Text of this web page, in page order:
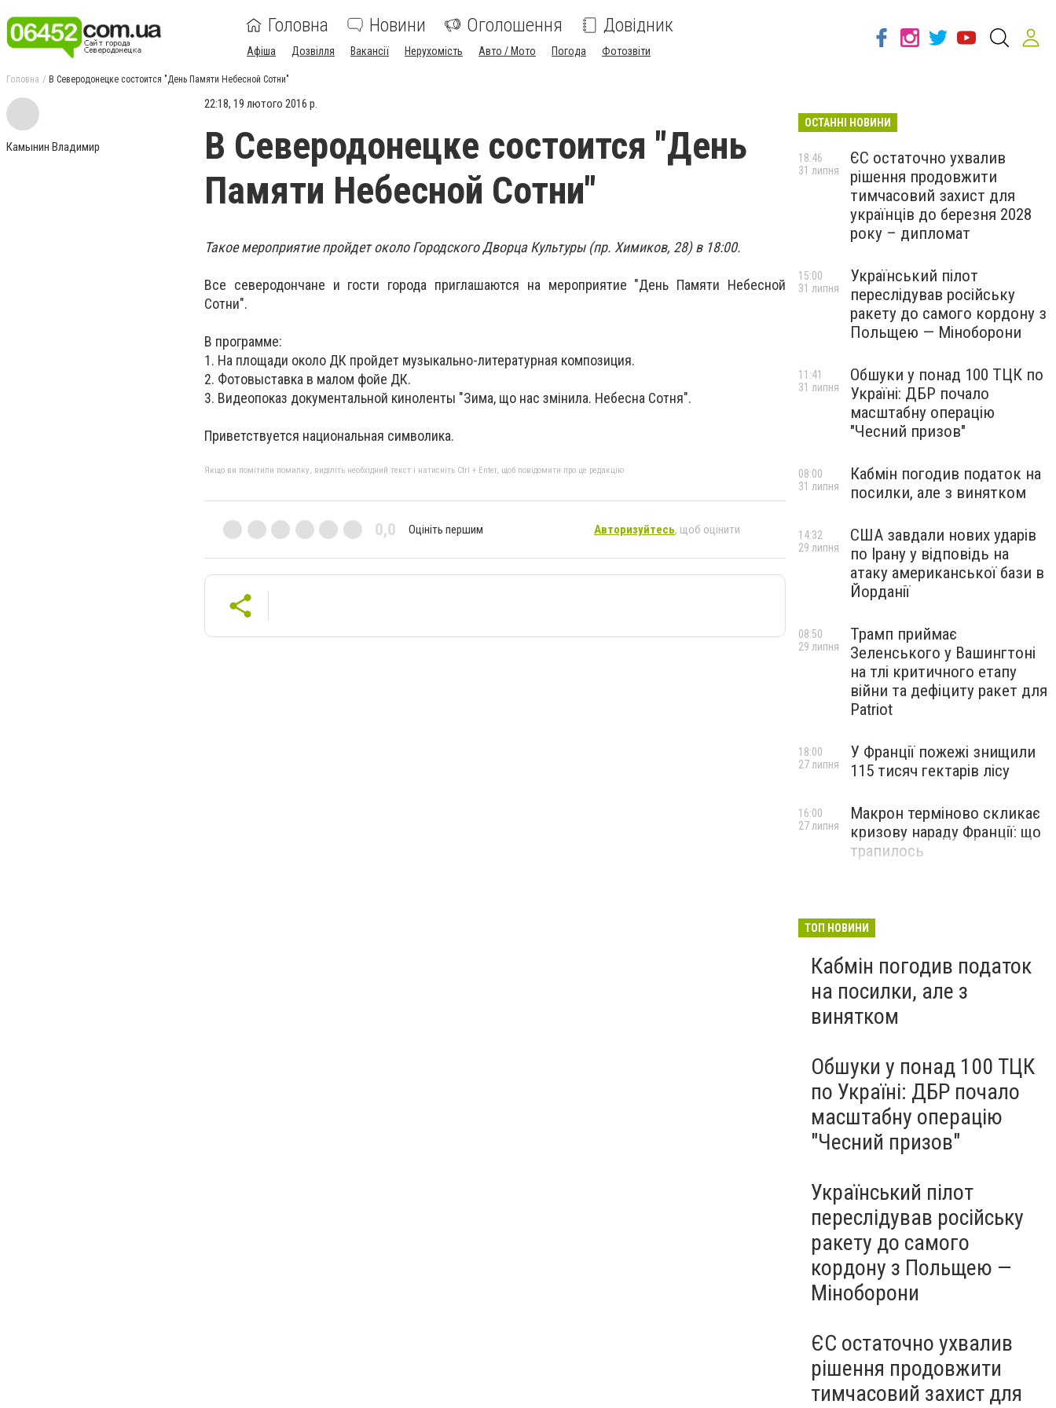
Головна Новини Оголошення Довідник
Афіша Дозвілля Вакансії Нерухомість Авто / Мото Погода Фотозвіти
Головна В Северодонецке состоится "День Памяти Небесной Сотни"
Камынин Владимир
22:18, 19 лютого 2016 р.
В Северодонецке состоится "День
Памяти Небесной Сотни"
Такое мероприятие пройдет около Городского Дворца Культуры (пр. Химиков, 28) в 18:00.
Все северодончане и гости города приглашаются на мероприятие "День Памяти Небесной
Сотни".
В программе:
1. На площади около ДК пройдет музыкально-литературная композиция.
2. Фотовыставка в малом фойе ДК.
3. Видеопоказ документальной киноленты "Зима, що нас змінила. Небесна Сотня".
Приветствуется национальная символика.
Якщо ви помітили помилку, виділіть необхідний текст і натисніть Ctrl + Enter, щоб повідомити про це редакцію
0,0 Оцініть першим Авторизуйтесь, щоб оцінити
ОСТАННІ НОВИНИ
ЄС остаточно ухвалив
рішення продовжити
тимчасовий захист для
українців до березня 2028
року – дипломат
18:46
31 липня
Український пілот
переслідував російську
ракету до самого кордону з
Польщею — Міноборони
15:00
31 липня
Обшуки у понад 100 ТЦК по
Україні: ДБР почало
масштабну операцію
"Чесний призов"
11:41
31 липня
Кабмін погодив податок на
посилки, але з винятком
08:00
31 липня
США завдали нових ударів
по Ірану у відповідь на
атаку американської бази в
Йорданії
14:32
29 липня
Трамп приймає
Зеленського у Вашингтоні
на тлі критичного етапу
війни та дефіциту ракет для
Patriot
08:50
29 липня
У Франції пожежі знищили
115 тисяч гектарів лісу
18:00
27 липня
Макрон терміново скликає
кризову нараду Франції: що
трапилось
16:00
27 липня
ТОП НОВИНИ
Кабмін погодив податок
на посилки, але з
винятком
Обшуки у понад 100 ТЦК
по Україні: ДБР почало
масштабну операцію
"Чесний призов"
Український пілот
переслідував російську
ракету до самого
кордону з Польщею —
Міноборони
ЄС остаточно ухвалив
рішення продовжити
тимчасовий захист для